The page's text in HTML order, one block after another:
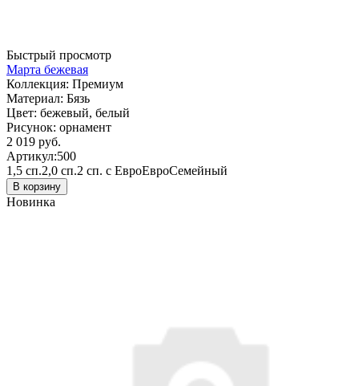
Быстрый просмотр
Марта бежевая
Коллекция: Премиум
Материал: Бязь
Цвет: бежевый, белый
Рисунок: орнамент
2 019 руб.
Артикул:500
1,5 сп.2,0 сп.2 сп. с ЕвроЕвроСемейный
В корзину
Новинка